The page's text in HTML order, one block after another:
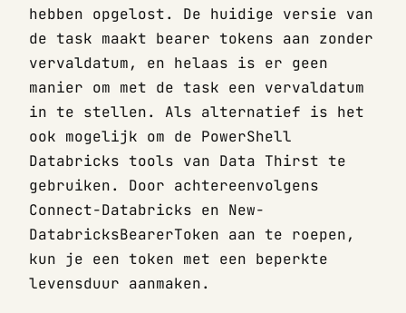
hebben opgelost. De huidige versie van
de task maakt bearer tokens aan zonder
vervaldatum, en helaas is er geen
manier om met de task een vervaldatum
in te stellen. Als alternatief is het
ook mogelijk om de PowerShell
Databricks tools van Data Thirst te
gebruiken. Door achtereenvolgens
Connect-Databricks en New-
DatabricksBearerToken aan te roepen,
kun je een token met een beperkte
levensduur aanmaken.